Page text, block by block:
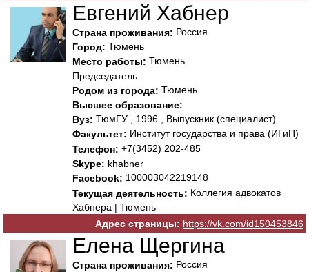
Евгений Хабнер
Страна проживания: Россия
Город: Тюмень
Место работы: Тюмень
Председатель
Родом из города: Тюмень
Высшее образование:
Вуз: ТюмГУ , 1996 , Выпускник (специалист)
Факультет: Институт государства и права (ИГиП)
Телефон: +7(3452) 202-485
Skype: khabner
Facebook: 100003042219148
Текущая деятельность: Коллегия адвокатов
Хабнера | Тюмень
Адрес страницы: https://vk.com/id150453846
Елена Щергина
Страна проживания: Россия